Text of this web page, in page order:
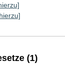
(1)